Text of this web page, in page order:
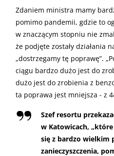
Zdaniem ministra mamy
pomimo pandemii, gdzie to
w znaczącym stopniu nie
że podjęte zostały działania
„dostrzegamy tę poprawę”.
ciągu bardzo dużo jest do
dużo jest do zrobienia z
ta poprawa jest mniejsza - z
Szef resortu
w Katowicach,
się z bardzo wielkim
zanieczyszczenia,